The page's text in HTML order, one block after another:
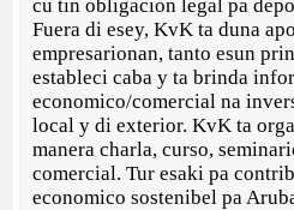
cu tin obligacion legal pa
Fuera di esey, KvK ta duna
empresarionan, tanto esun
estableci caba y ta brinda
economico/comercial na
local y di exterior. KvK ta
manera charla, curso,
comercial. Tur esaki pa
economico sostenibel pa